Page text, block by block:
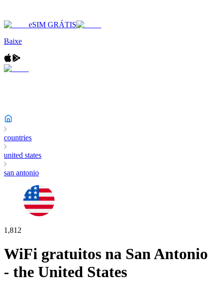
eSIM GRÁTIS
Baixe
countries
united states
san antonio
1,812
WiFi gratuitos na San Antonio
- the United States